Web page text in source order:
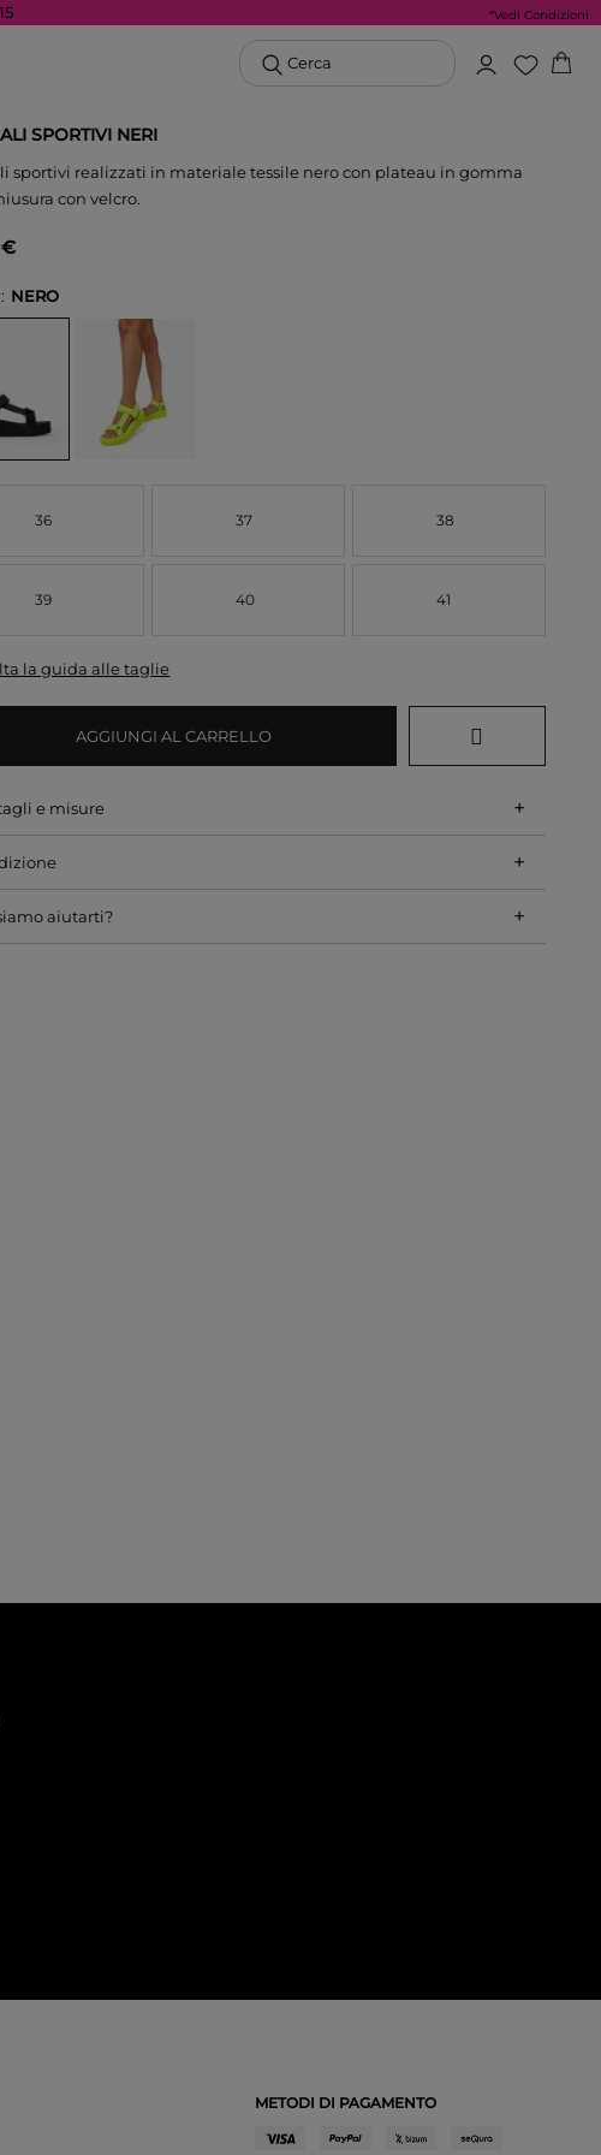
*Vedi Condizioni
Cerca
SPORTIVI NERI
sportivi realizzati in materiale tessile nero con plateau in gomma
con velcro.
€
NERO
36 37 38
39 40 41
la guida alle taglie
AGGIUNGI AL CARRELLO
e misure +
+
aiutarti? +
METODI DI PAGAMENTO